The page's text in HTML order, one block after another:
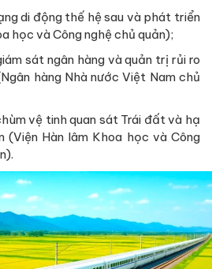
di động thế hệ sau và phát triển
học và Công nghệ chủ quản);
sát ngân hàng và quản trị rủi ro
hàng Nhà nước Việt Nam chủ
vệ tinh quan sát Trái đất và hạ
(Viện Hàn lâm Khoa học và Công